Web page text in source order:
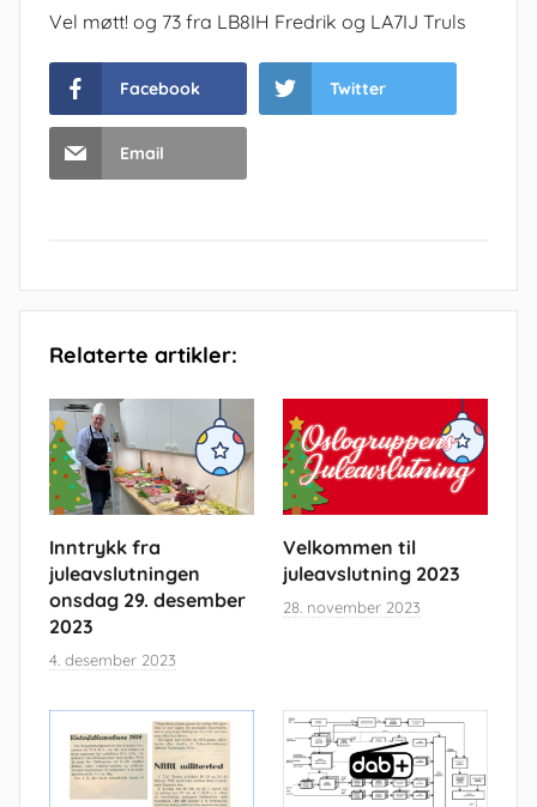
Vel møtt! og 73 fra LB8IH Fredrik og LA7IJ Truls
Facebook Twitter
Email
Relaterte artikler:
Inntrykk fra
juleavslutningen
onsdag 29. desember
2023
4. desember 2023
Velkommen til
juleavslutning 2023
28. november 2023